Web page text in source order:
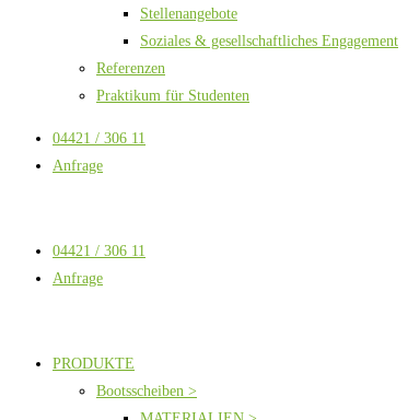
Stellenangebote
Soziales & gesellschaftliches Engagement
Referenzen
Praktikum für Studenten
04421 / 306 11
Anfrage
04421 / 306 11
Anfrage
PRODUKTE
Bootsscheiben >